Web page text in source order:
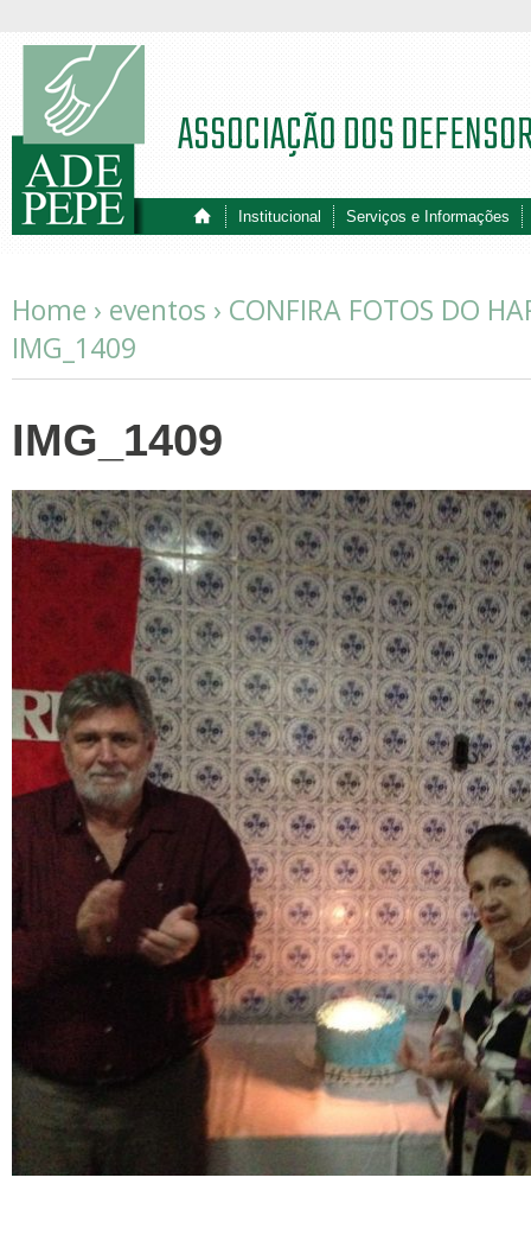
Institucional Serviços e Informações
ASSOCIAÇÃO DOS
Home › eventos › CONFIRA FOTOS DO
IMG_1409
IMG_1409